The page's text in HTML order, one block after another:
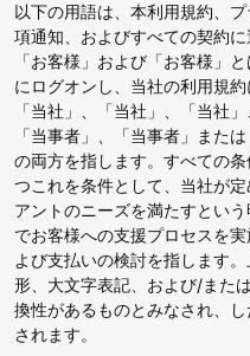
以下の用語は、本利用規約、
項通知、およびすべての契約
「お客様」および「お客様」
にログオンし、当社の利用規
「当社」、「当社」、「当社
「当事者」、「当事者」また
の両方を指します。すべての
つこれを条件として、当社が
アントのニーズを満たすとい
でお客様への支援プロセスを
よび支払いの検討を指します
形、大文字表記、および/また
換性があるものとみなされ、
されます。